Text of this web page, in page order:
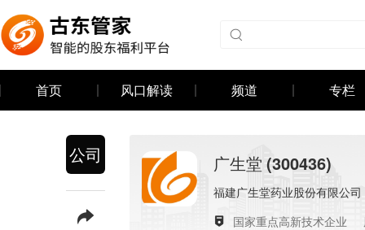
首页 风口解读 频道 专栏
公司 广生堂 (300436)
福建广生堂药业股份有限公司
国家重点高新技术企业